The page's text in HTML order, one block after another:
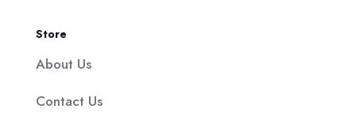
Store
About Us
Contact Us